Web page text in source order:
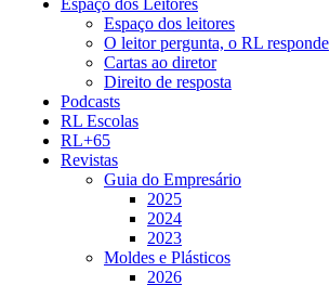
Espaço dos leitores
O leitor pergunta, o RL responde
Cartas ao diretor
Direito de resposta
Podcasts
RL Escolas
RL+65
Revistas
Guia do Empresário
2025
2024
2023
Moldes e Plásticos
2026